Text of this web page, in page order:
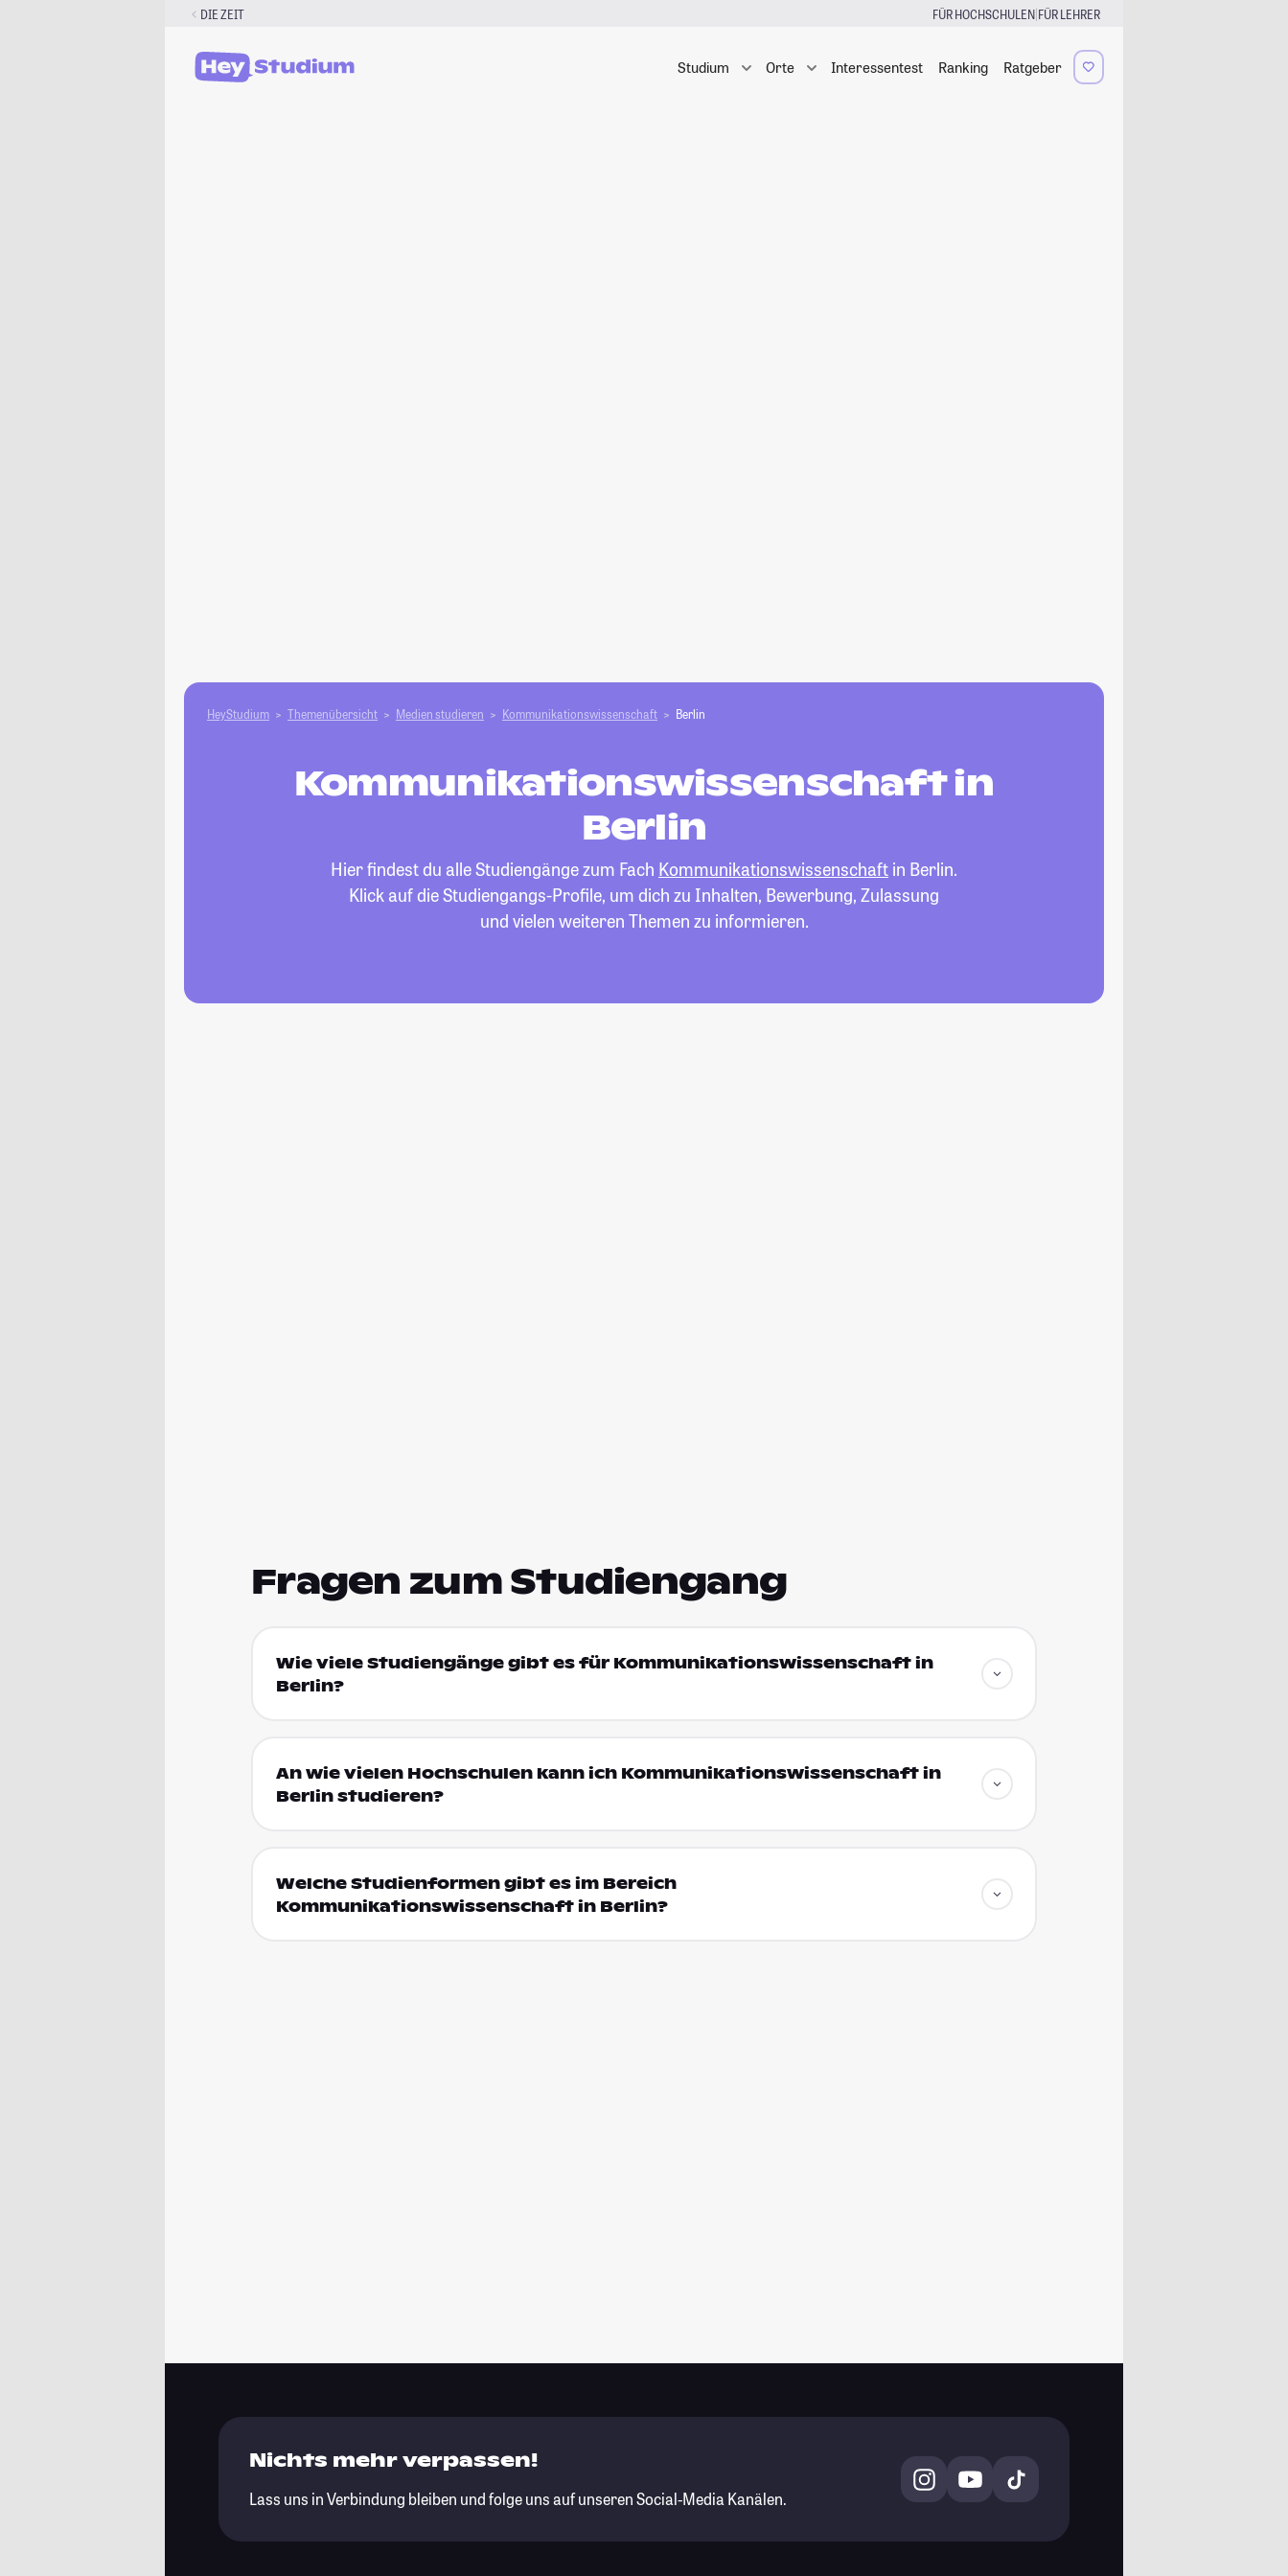
DIE ZEIT FÜR HOCHSCHULEN|FÜR LEHRER
Studium Orte Interessentest Ranking Ratgeber
HeyStudium Themenübersicht Medien studieren Kommunikationswissenschaft Berlin
Kommunikationswissenschaft in
Berlin
Hier findest du alle Studiengänge zum Fach Kommunikationswissenschaft in Berlin.
Klick auf die Studiengangs-Profile, um dich zu Inhalten, Bewerbung, Zulassung
und vielen weiteren Themen zu informieren.
Fragen zum Studiengang
Wie viele Studiengänge gibt es für Kommunikationswissenschaft in
Berlin?
An wie vielen Hochschulen kann ich Kommunikationswissenschaft in
Berlin studieren?
Welche Studienformen gibt es im Bereich
Kommunikationswissenschaft in Berlin?
Nichts mehr verpassen!
Lass uns in Verbindung bleiben und folge uns auf unseren Social-Media Kanälen.